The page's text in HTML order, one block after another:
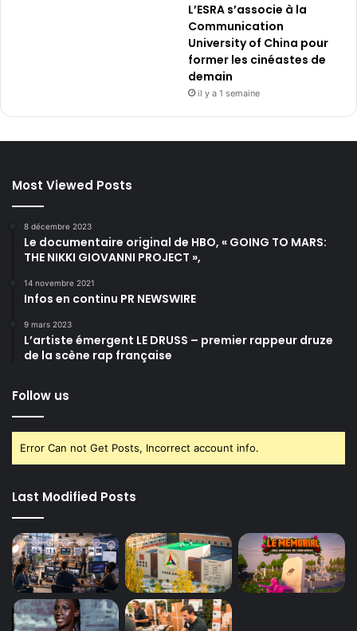
L’ESRA s’associe à la
Communication
University of China pour
former les cinéastes de
demain
il y a 1 semaine
Most Viewed Posts
8 décembre 2023
Le documentaire original de HBO, « GOING TO MARS:
THE NIKKI GIOVANNI PROJECT »,
14 novembre 2021
Infos en continu PR NEWSWIRE
9 mars 2023
L’artiste émergent LE DRUSS – premier rappeur druze
de la scène rap française
Follow us
Error Can not Get Posts, Incorrect account info.
Last Modified Posts